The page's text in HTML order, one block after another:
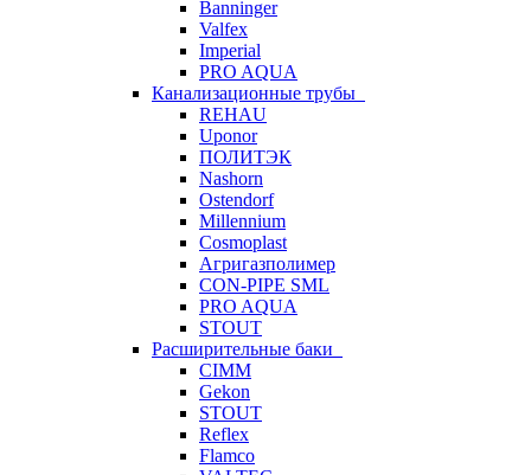
Banninger
Valfex
Imperial
PRO AQUA
Канализационные трубы
REHAU
Uponor
ПОЛИТЭК
Nashorn
Ostendorf
Millennium
Cosmoplast
Агригазполимер
CON-PIPE SML
PRO AQUA
STOUT
Расширительные баки
CIMM
Gekon
STOUT
Reflex
Flamco